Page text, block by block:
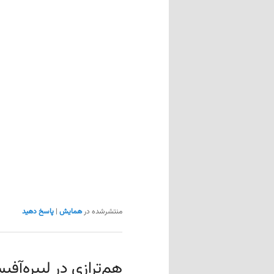
منتشرشده در همایش | پاسخ دهید
هم‌ترازی در